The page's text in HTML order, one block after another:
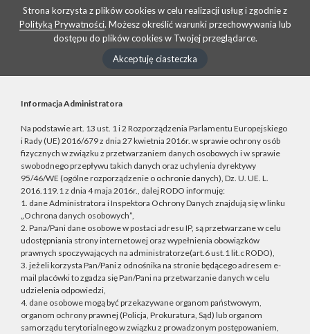
Strona korzysta z plików cookies w celu realizacji usług i zgodnie z
Polityką Prywatności. Możesz określić warunki przechowywania lub
dostępu do plików cookies w Twojej przeglądarce.
Akceptuję ciasteczka
Informacja Administratora
Na podstawie art. 13 ust. 1 i 2 Rozporządzenia Parlamentu Europejskiego
i Rady (UE) 2016/679 z dnia 27 kwietnia 2016r. w sprawie ochrony osób
fizycznych w związku z przetwarzaniem danych osobowych i w sprawie
swobodnego przepływu takich danych oraz uchylenia dyrektywy
95/46/WE (ogólne rozporządzenie o ochronie danych), Dz. U. UE. L.
2016.119.1 z dnia 4 maja 2016r., dalej RODO informuję:
1. dane Administratora i Inspektora Ochrony Danych znajdują się w linku
„Ochrona danych osobowych”,
2. Pana/Pani dane osobowe w postaci adresu IP, są przetwarzane w celu
udostępniania strony internetowej oraz wypełnienia obowiązków
prawnych spoczywających na administratorze(art.6 ust.1 lit.c RODO),
3. jeżeli korzysta Pan/Pani z odnośnika na stronie będącego adresem e-
mail placówki to zgadza się Pan/Pani na przetwarzanie danych w celu
udzielenia odpowiedzi,
4. dane osobowe mogą być przekazywane organom państwowym,
organom ochrony prawnej (Policja, Prokuratura, Sąd) lub organom
samorządu terytorialnego w związku z prowadzonym postępowaniem,